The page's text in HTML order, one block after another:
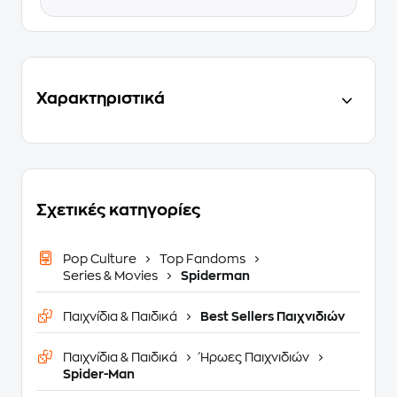
Χαρακτηριστικά
Σχετικές κατηγορίες
Pop Culture
Top Fandoms
Series & Movies
Spiderman
Παιχνίδια & Παιδικά Best Sellers Παιχνιδιών
Παιχνίδια & Παιδικά
Ήρωες Παιχνιδιών
Spider-Man